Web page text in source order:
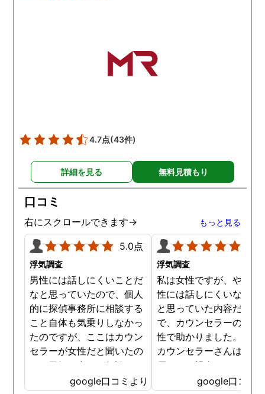
かり注意してくださる方で
した。本当に感謝してま
す。また分からない事があ
がとうございました！！
4.7点(43件)
詳細を見る 無料見積もり
口コミ
右にスクロールできます→ もっと見る
5.0点
浮気調査
男性には話しにくいことだ
なと思っていたので、個人
的に探偵事務所に相談する
こと自体も気乗りしなかっ
たのですが、ここはカウン
セラーが女性だと聞いたの
で、勇気を出して相談して
みることにしました。感極
google口コミより
浮気調査
私は女性ですが、やはり
性には話しにくいな。。
と思っていた内容だった
で、カウンセラーの方が
性で助かりました。MR
カウンセラーさんはすご
優しくて親身になって話
聞いてくれるので思わず
google口コミ